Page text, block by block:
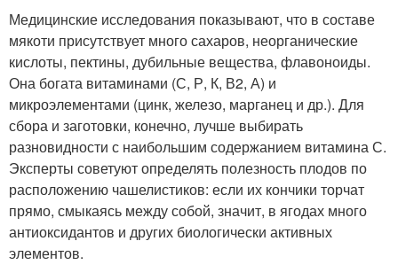
Медицинские исследования показывают, что в составе
мякоти присутствует много сахаров, неорганические
кислоты, пектины, дубильные вещества, флавоноиды.
Она богата витаминами (С, Р, К, В2, А) и
микроэлементами (цинк, железо, марганец и др.). Для
сбора и заготовки, конечно, лучше выбирать
разновидности с наибольшим содержанием витамина С.
Эксперты советуют определять полезность плодов по
расположению чашелистиков: если их кончики торчат
прямо, смыкаясь между собой, значит, в ягодах много
антиоксидантов и других биологически активных
элементов.